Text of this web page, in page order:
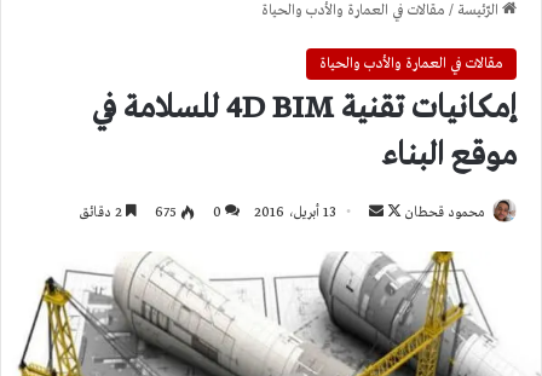
الرّئيسة / مقالات في العمارة والأدب والحياة
مقالات في العمارة والأدب والحياة
إمكانيات تقنية 4D BIM للسلامة في
موقع البناء
محمود قحطان
تابع
X
أرسل
إلكترونيا
13 أبريل، 2016 0
675